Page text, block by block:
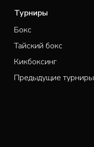
Турниры
Бокс
Тайский бокс
Кикбоксинг
Предыдущие турниры